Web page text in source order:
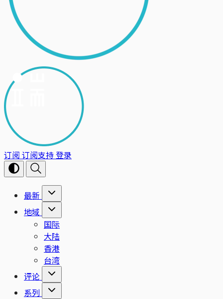
订阅 订阅支持登录
最新
地域
国际
大陆
香港
台湾
评论
系列